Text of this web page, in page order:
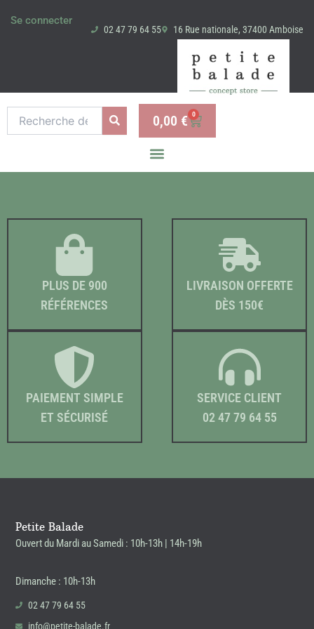
Se connecter
02 47 79 64 55 16 Rue nationale, 37400 Amboise
pour :
0,00 € 0
Panier
PLUS DE 900
RÉFÉRENCES
LIVRAISON OFFERTE
DÈS 150€
PAIEMENT SIMPLE
ET SÉCURISÉ
SERVICE CLIENT
02 47 79 64 55
Petite Balade
Ouvert du Mardi au Samedi : 10h-13h | 14h-19h
Dimanche : 10h-13h
02 47 79 64 55
info@petite-balade.fr